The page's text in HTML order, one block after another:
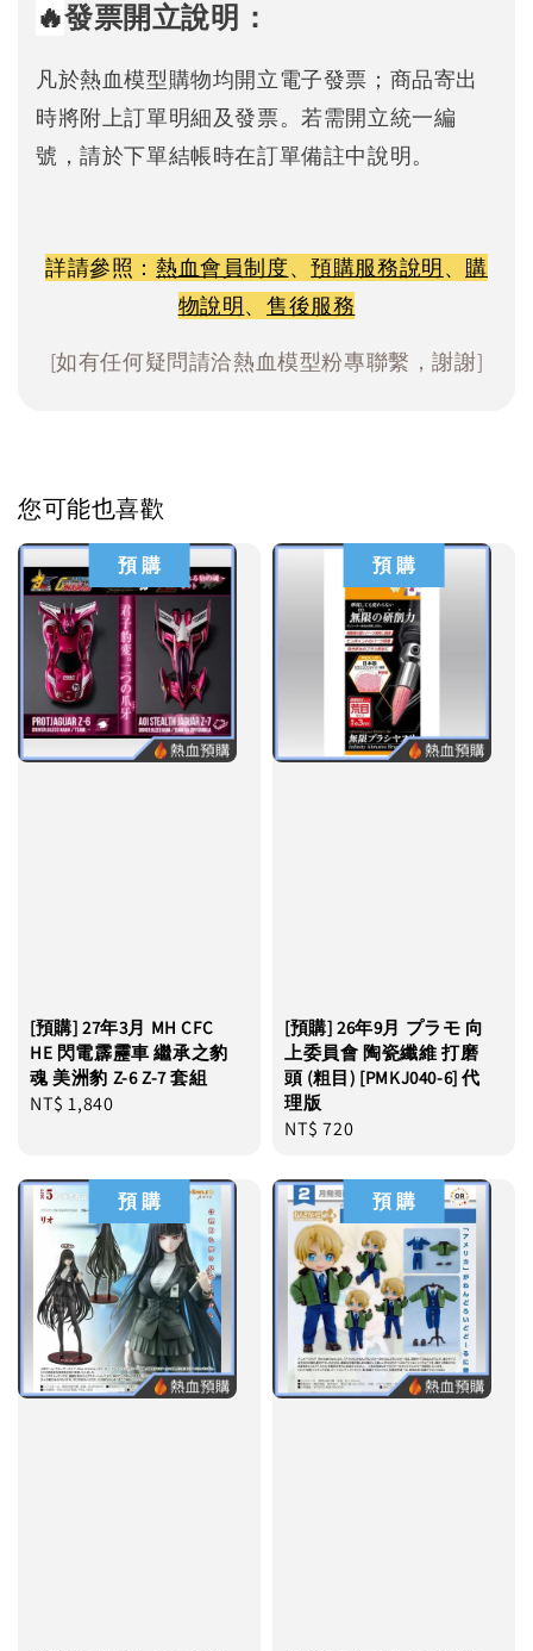
🔥發票開立說明：
凡於熱血模型購物均開立電子發票；商品寄出
時將附上訂單明細及發票。若需開立統一編
號，請於下單結帳時在訂單備註中說明。
詳請參照： 熱血會員制度、預購服務說明、 購
物說明、 售後服務
[如有任何疑問請洽熱血模型粉專聯繫，謝謝]
您可能也喜歡
預 購
[預購] 27年3月 MH CFC
HE 閃電霹靂車 繼承之豹
魂 美洲豹 Z-6 Z-7 套組
Regular
NT$ 1,840
預 購
[預購] 26年9月 プラモ 向
上委員會 陶瓷纖維 打磨
頭 (粗目) [PMKJ040-6] 代
理版
Regular
NT$ 720
預 購 預 購